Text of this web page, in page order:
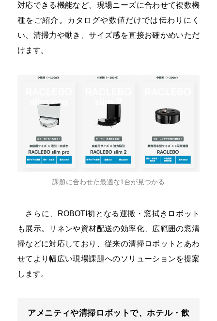
対応できる機能など、現場ニーズに合わせて複数機
種をご紹介。カタログや数値だけでは伝わりにく
い、清掃力や動き、サイズ感を直接お確かめいただ
けます。
課題に合わせた最適な1台が見つかる
さらに、ROBOTI初となる運搬・窓拭きロボット
も展示。リネンや資材配送の効率化、広範囲の窓清
掃などに対応しており、従来の清掃ロボットとあわ
せてより幅広い現場課題へのソリューションを提案
します。
アメニティや清掃ロボットで、ホテル・飲